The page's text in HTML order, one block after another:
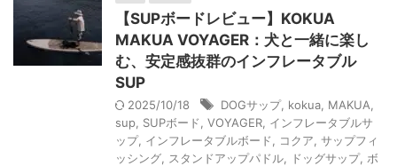
【SUPボードレビュー】KOKUA
MAKUA VOYAGER：犬と一緒に楽し
む、安定感抜群のインフレータブル
SUP
2025/10/18 DOGサップ, kokua MAKUA
sup SUPボード VOYAGER インフレータブルサ
ップ, インフレータブルボード コクア サップフィ
ッシング
スタンドアップパドル ドッグサップ, ボ